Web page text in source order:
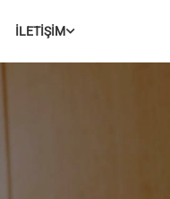
İLETİŞİM